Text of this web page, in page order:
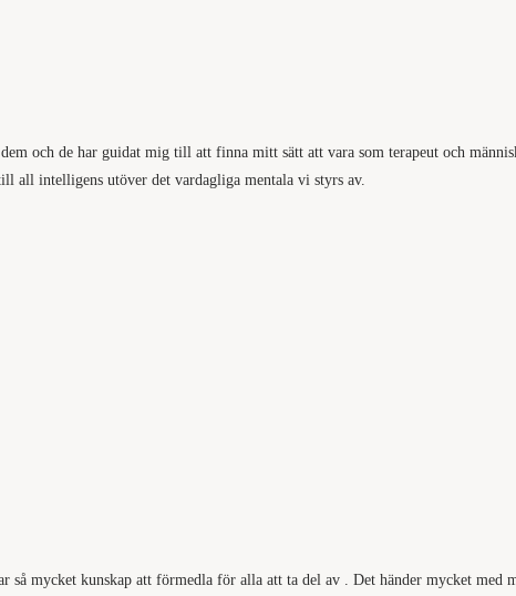
och de har guidat mig till att finna mitt sätt att vara som terapeut och
all intelligens utöver det vardagliga mentala vi styrs av.
mycket kunskap att förmedla för alla att ta del av . Det händer mycket med